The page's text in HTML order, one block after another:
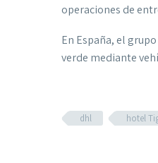
operaciones de
En España, el
verde mediante
dhl hotel